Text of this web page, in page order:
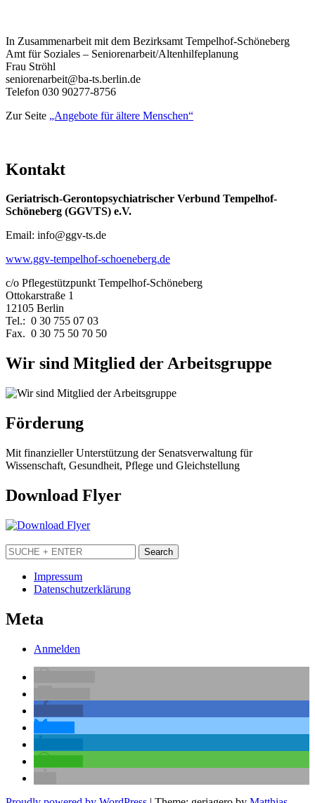
In Zusammenarbeit mit dem Bezirksamt Tempelhof-Schöneberg
Amt für Soziales – Seniorenarbeit/Altenhilfeplanung
Frau Ströhl
seniorenarbeit@ba-ts.berlin.de
Telefon 030 90277-8756
Zur Seite „Angebote für ältere Menschen“
Kontakt
Geriatrisch-Gerontopsychiatrischer Verbund Tempelhof-
Schöneberg (GGVTS) e.V.
Email: info@ggv-ts.de
www.ggv-tempelhof-schoeneberg.de
c/o Pflegestützpunkt Tempelhof-Schöneberg
Ottokarstraße 1
12105 Berlin
Tel.: 0 30 755 07 03
Fax. 0 30 75 50 70 50
Wir sind Mitglied der Arbeitsgruppe
Förderung
Mit finanzieller Unterstützung der Senatsverwaltung für
Wissenschaft, Gesundheit, Pflege und Gleichstellung
Download Flyer
Impressum
Datenschutzerklärung
Meta
Anmelden